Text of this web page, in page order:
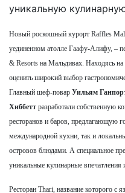
Новый роскошный курорт Raffles
уединенном атолле Гаафу-Алифу, –
& Resorts на Мальдивах. Находясь на
оценить широкий выбор
Главный шеф-повар Уильям
Хиббетт разработали собственную
ресторанов и баров, предлагающую
международной кухни, так и
островов блюдами. А специальное
уникальные кулинарные впечатления
Ресторан Thari, название которого с